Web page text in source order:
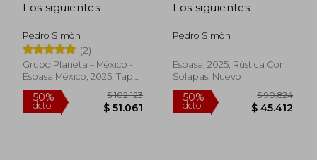
Los siguientes
Pedro Simón
(2)
Grupo Planeta – México -
Espasa México, 2025, Tapa
Blanda, Nuevo
Los siguientes
Pedro Simón
Espasa, 2025, Rústica Con
Solapas, Nuevo